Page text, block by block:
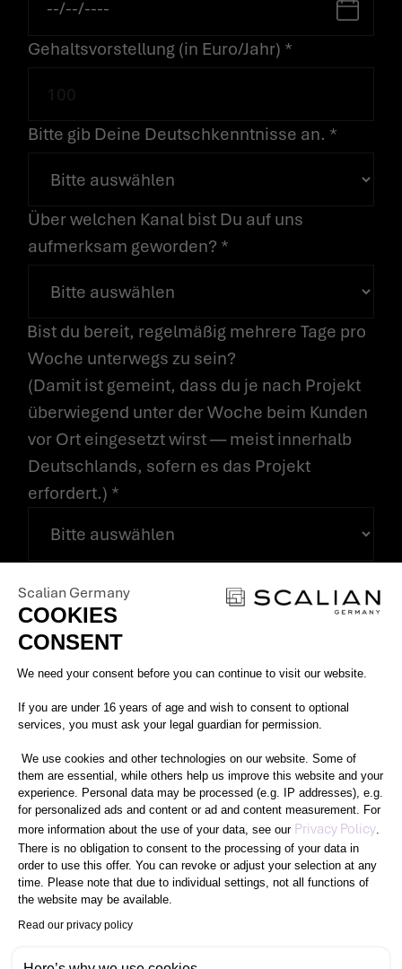
Gehaltsvorstellung (in Euro/Jahr) *
Bitte gib Deine Deutschkenntnisse an. *
Über welchen Kanal bist Du auf uns
aufmerksam geworden? *
Bist du bereit, regelmäßig mehrere Tage pro
Woche unterwegs zu sein?
(Damit ist gemeint, dass du je nach Projekt
überwiegend unter der Woche beim Kunden
vor Ort eingesetzt wirst — meist innerhalb
Deutschlands, sofern es das Projekt
erfordert.) *
DOKUMENTE
Bitte lade Deinen Lebenslauf und
Deine aktuellen, relevanten
MB).
Lebenslauf *
Per Klick mehrere Dateien
auswählen oder Drag-and-
BEWIRB
BEI UNS
Scalian Germany
COOKIES
CONSENT
Consent Management Platform:
We need your consent before you can continue to visit our website.
If you are under 16 years of age and wish to consent to optional
services, you must ask your legal guardian for permission.
We use cookies and other technologies on our website. Some of
them are essential, while others help us improve this website and your
experience. Personal data may be processed (e.g. IP addresses), e.g.
for personalized ads and content or ad and content measurement. For
more information about the use of your data, see our Privacy Policy
There is no obligation to consent to the processing of your data in
order to use this offer. You can revoke or adjust your selection at any
time. Please note that due to individual settings, not all functions of
the website may be available.
Read our privacy policy
Axeptio consent